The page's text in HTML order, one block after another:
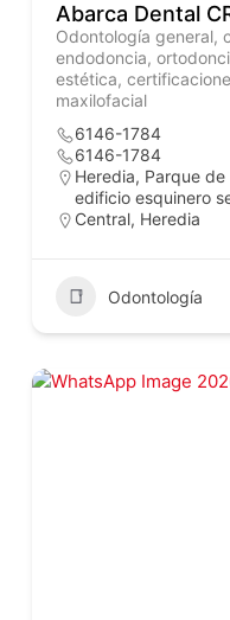
Abarca Dental
Odontología general,
endodoncia,
estética,
maxilofacial
6146-1784
6146-1784
Heredia, Parque
edificio esquinero
Central, Heredia
Odontología